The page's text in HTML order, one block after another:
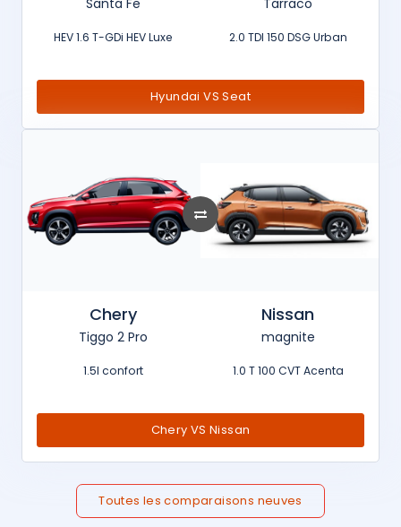
HEV 1.6 T-GDi HEV Luxe 2.0 TDI 150 DSG Urban
Hyundai VS Seat
Chery
Tiggo 2 Pro
1.5l confort
Nissan
magnite
1.0 T 100 CVT Acenta
Chery VS Nissan
Toutes les comparaisons neuves